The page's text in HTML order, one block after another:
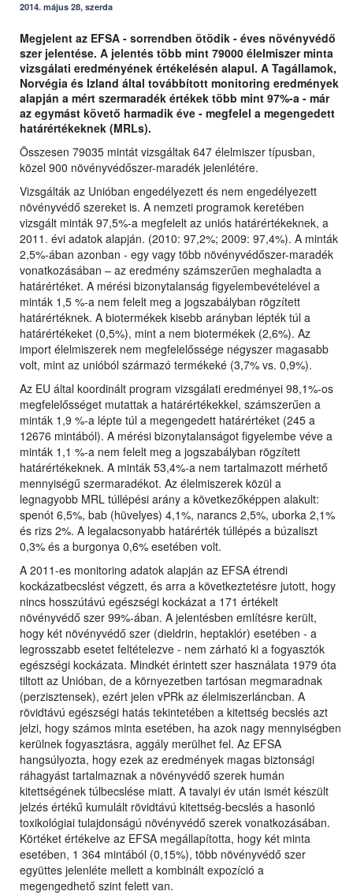
2014. május 28, szerda
Megjelent az EFSA - sorrendben ötödik - éves növényvédő
szer jelentése. A jelentés több mint 79000 élelmiszer minta
vizsgálati eredményének értékelésén alapul. A Tagállamok,
Norvégia és Izland által továbbított monitoring eredmények
alapján a mért szermaradék értékek több mint 97%-a - már
az egymást követő harmadik éve - megfelel a megengedett
határértékeknek (MRLs).
Összesen 79035 mintát vizsgáltak 647 élelmiszer típusban,
közel 900 növényvédőszer-maradék jelenlétére.
Vizsgálták az Unióban engedélyezett és nem engedélyezett
növényvédő szereket is. A nemzeti programok keretében
vizsgált minták 97,5%-a megfelelt az uniós határértékeknek, a
2011. évi adatok alapján. (2010: 97,2%; 2009: 97,4%). A minták
2,5%-ában azonban - egy vagy több növényvédőszer-maradék
vonatkozásában – az eredmény számszerűen meghaladta a
határértéket. A mérési bizonytalanság figyelembevételével a
minták 1,5 %-a nem felelt meg a jogszabályban rögzített
határértéknek. A biotermékek kisebb arányban lépték túl a
határértékeket (0,5%), mint a nem biotermékek (2,6%). Az
import élelmiszerek nem megfelelőssége négyszer magasabb
volt, mint az unióból származó termékeké (3,7% vs. 0,9%).
Az EU által koordinált program vizsgálati eredményei 98,1%-os
megfelelősséget mutattak a határértékekkel, számszerűen a
minták 1,9 %-a lépte túl a megengedett határértéket (245 a
12676 mintából). A mérési bizonytalanságot figyelembe véve a
minták 1,1 %-a nem felelt meg a jogszabályban rögzített
határértékeknek. A minták 53,4%-a nem tartalmazott mérhető
mennyiségű szermaradékot. Az élelmiszerek közül a
legnagyobb MRL túllépési arány a következőképpen alakult:
spenót 6,5%, bab (hüvelyes) 4,1%, narancs 2,5%, uborka 2,1%
és rizs 2%. A legalacsonyabb határérték túllépés a búzaliszt
0,3% és a burgonya 0,6% esetében volt.
A 2011-es monitoring adatok alapján az EFSA étrendi
kockázatbecslést végzett, és arra a következtetésre jutott, hogy
nincs hosszútávú egészségi kockázat a 171 értékelt
növényvédő szer 99%-ában. A jelentésben említésre került,
hogy két növényvédő szer (dieldrin, heptaklór) esetében - a
legrosszabb esetet feltételezve - nem zárható ki a fogyasztók
egészségi kockázata. Mindkét érintett szer használata 1979 óta
tiltott az Unióban, de a környezetben tartósan megmaradnak
(perzisztensek), ezért jelen vPRk az élelmiszerláncban. A
rövidtávú egészségi hatás tekintetében a kitettség becslés azt
jelzi, hogy számos minta esetében, ha azok nagy mennyiségben
kerülnek fogyasztásra, aggály merülhet fel. Az EFSA
hangsúlyozta, hogy ezek az eredmények magas biztonsági
ráhagyást tartalmaznak a növényvédő szerek humán
kitettségének túlbecslése miatt. A tavalyi év után ismét készült
jelzés értékű kumulált rövidtávú kitettség-becslés a hasonló
toxikológiai tulajdonságú növényvédő szerek vonatkozásában.
Körtéket értékelve az EFSA megállapította, hogy két minta
esetében, 1 364 mintából (0,15%), több növényvédő szer
együttes jelenléte mellett a kombinált expozíció a
megengedhető szint felett van.